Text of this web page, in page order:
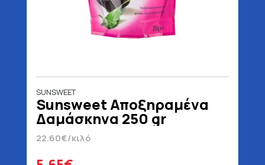
SUNSWEET
Sunsweet Αποξηραμένα
Δαμάσκηνα 250 gr
22.60€/κιλό